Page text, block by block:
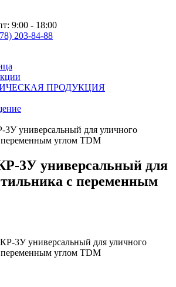
9:00 - 18:00
203-84-88
ПРОДУКЦИЯ
универсальный для уличного
переменным углом TDM
3У универсальный для
с переменным